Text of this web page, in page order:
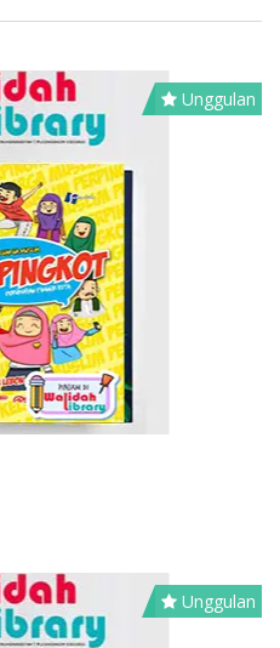
Unggulan
Unggulan